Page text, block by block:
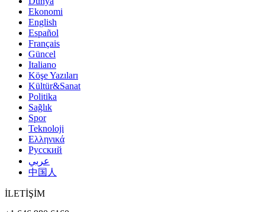
Ekonomi
English
Español
Français
Güncel
Italiano
Köşe Yazıları
Kültür&Sanat
Politika
Sağlık
Spor
Teknoloji
Ελληνικά
Русский
عربي
中国人
İLETİŞİM